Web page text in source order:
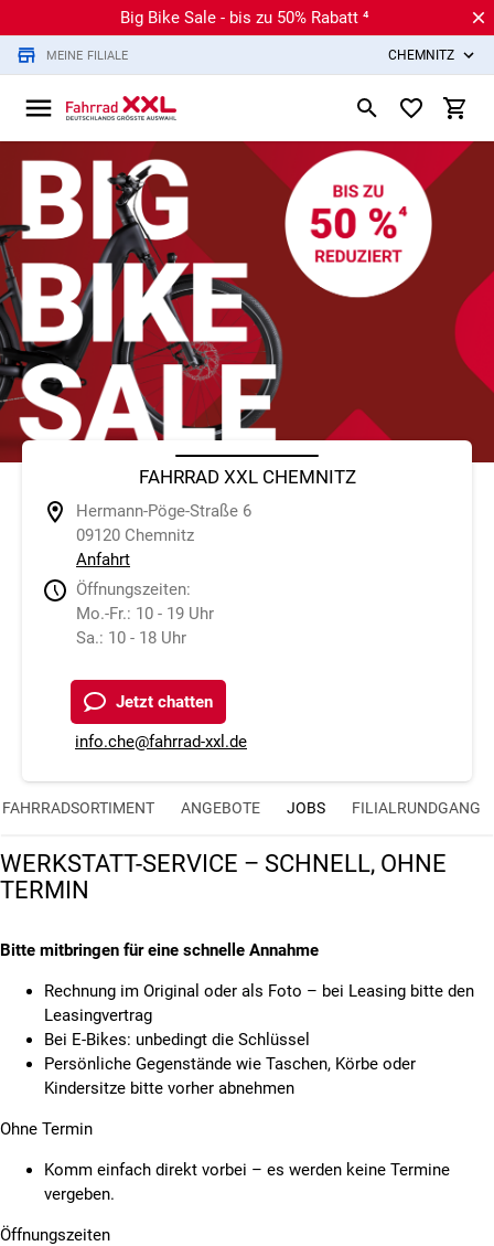
Big Bike Sale - bis zu 50% Rabatt ⁴
MEINE FILIALE CHEMNITZ
FAHRRAD XXL CHEMNITZ
Hermann-Pöge-Straße 6
09120 Chemnitz
Anfahrt
Öffnungszeiten:
Mo.-Fr.: 10 - 19 Uhr
Sa.: 10 - 18 Uhr
Jetzt chatten
info.che@fahrrad-xxl.de
FAHRRADSORTIMENT ANGEBOTE JOBS FILIALRUNDGANG
WERKSTATT-SERVICE – SCHNELL, OHNE
TERMIN
Bitte mitbringen für eine schnelle Annahme
Rechnung im Original oder als Foto – bei Leasing bitte den
Leasingvertrag
Bei E-Bikes: unbedingt die Schlüssel
Persönliche Gegenstände wie Taschen, Körbe oder
Kindersitze bitte vorher abnehmen
Ohne Termin
Komm einfach direkt vorbei – es werden keine Termine
vergeben.
Öffnungszeiten